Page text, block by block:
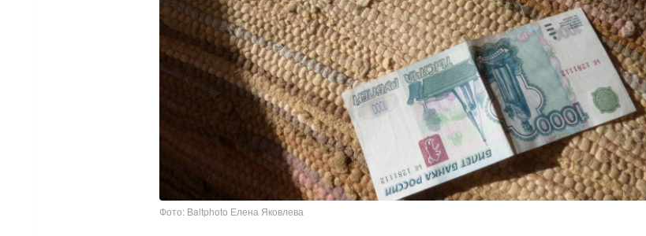
Фото: Baltphoto Елена Яковлева